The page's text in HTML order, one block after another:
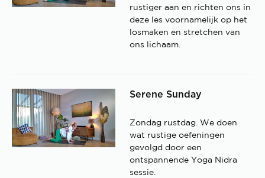
rustiger aan en richten ons in
deze les voornamelijk op het
losmaken en stretchen van
ons lichaam.
Serene Sunday
Zondag rustdag. We doen
wat rustige oefeningen
gevolgd door een
ontspannende Yoga Nidra
sessie.